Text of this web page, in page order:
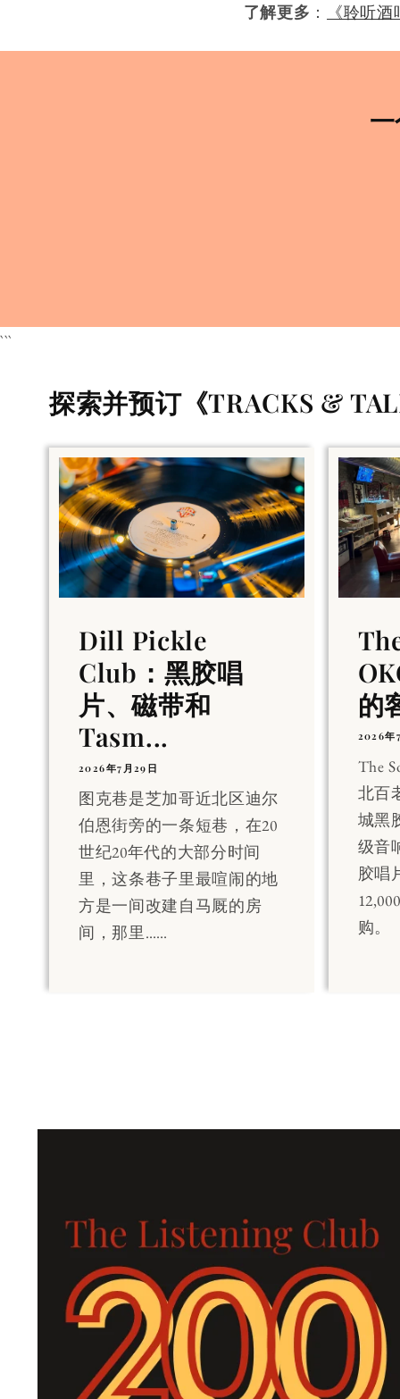
了解更多 ： 《聆听
```
探索并预订《TRACKS &
Dill Pickle
Club：黑胶唱
片、磁带和
Tasm...
2026年7月29日
图克巷是芝加哥近北区迪尔
伯恩街旁的一条短巷，在20
世纪20年代的大部分时间
里，这条巷子里最喧闹的地
方是一间改建自马厩的房
间，那里……
的
2026年
The
北百
城黑
级音
胶唱
购。